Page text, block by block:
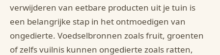
verwijderen van eetbare producten uit je tuin is
een belangrijke stap in het ontmoedigen van
ongedierte. Voedselbronnen zoals fruit, groenten
of zelfs vuilnis kunnen ongedierte zoals ratten,